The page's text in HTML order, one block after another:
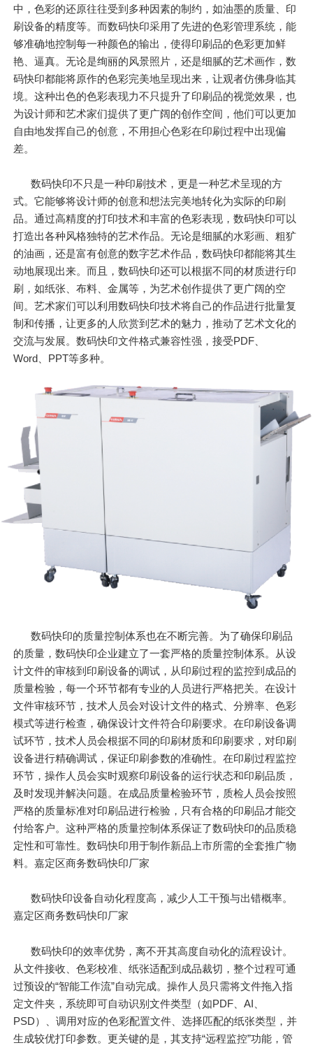
中，色彩的还原往往受到多种因素的制约，如油墨的质量、印
刷设备的精度等。而数码快印采用了先进的色彩管理系统，能
够准确地控制每一种颜色的输出，使得印刷品的色彩更加鲜
艳、逼真。无论是绚丽的风景照片，还是细腻的艺术画作，数
码快印都能将原作的色彩完美地呈现出来，让观者仿佛身临其
境。这种出色的色彩表现力不只提升了印刷品的视觉效果，也
为设计师和艺术家们提供了更广阔的创作空间，他们可以更加
自由地发挥自己的创意，不用担心色彩在印刷过程中出现偏
差。
数码快印不只是一种印刷技术，更是一种艺术呈现的方
式。它能够将设计师的创意和想法完美地转化为实际的印刷
品。通过高精度的打印技术和丰富的色彩表现，数码快印可以
打造出各种风格独特的艺术作品。无论是细腻的水彩画、粗犷
的油画，还是富有创意的数字艺术作品，数码快印都能将其生
动地展现出来。而且，数码快印还可以根据不同的材质进行印
刷，如纸张、布料、金属等，为艺术创作提供了更广阔的空
间。艺术家们可以利用数码快印技术将自己的作品进行批量复
制和传播，让更多的人欣赏到艺术的魅力，推动了艺术文化的
交流与发展。数码快印文件格式兼容性强，接受PDF、
Word、PPT等多种。
数码快印的质量控制体系也在不断完善。为了确保印刷品
的质量，数码快印企业建立了一套严格的质量控制体系。从设
计文件的审核到印刷设备的调试，从印刷过程的监控到成品的
质量检验，每一个环节都有专业的人员进行严格把关。在设计
文件审核环节，技术人员会对设计文件的格式、分辨率、色彩
模式等进行检查，确保设计文件符合印刷要求。在印刷设备调
试环节，技术人员会根据不同的印刷材质和印刷要求，对印刷
设备进行精确调试，保证印刷参数的准确性。在印刷过程监控
环节，操作人员会实时观察印刷设备的运行状态和印刷品质，
及时发现并解决问题。在成品质量检验环节，质检人员会按照
严格的质量标准对印刷品进行检验，只有合格的印刷品才能交
付给客户。这种严格的质量控制体系保证了数码快印的品质稳
定性和可靠性。数码快印用于制作新品上市所需的全套推广物
料。嘉定区商务数码快印厂家
数码快印设备自动化程度高，减少人工干预与出错概率。
嘉定区商务数码快印厂家
数码快印的效率优势，离不开其高度自动化的流程设计。
从文件接收、色彩校准、纸张适配到成品裁切，整个过程可通
过预设的“智能工作流”自动完成。操作人员只需将文件拖入指
定文件夹，系统即可自动识别文件类型（如PDF、AI、
PSD）、调用对应的色彩配置文件、选择匹配的纸张类型，并
生成较优打印参数。更关键的是，其支持“远程监控”功能，管